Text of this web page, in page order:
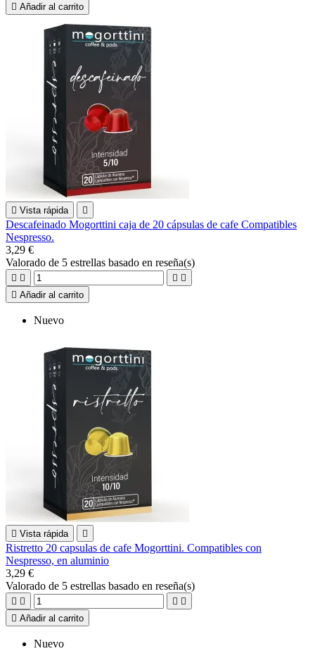
 Añadir al carrito
 Vista rápida 
Descafeinado Mogorttini caja de 20 cápsulas de cafe Compatibles
Nespresso.
3,29 €
Valorado de 5 estrellas basado en reseña(s)
   
 Añadir al carrito
Nuevo
 Vista rápida 
Ristretto 20 capsulas de cafe Mogorttini. Compatibles con
Nespresso, en aluminio
3,29 €
Valorado de 5 estrellas basado en reseña(s)
   
 Añadir al carrito
Nuevo